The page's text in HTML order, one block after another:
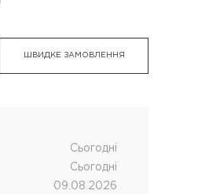
завивка волосся
MUOTO біозавивка
кислотна завивка
ШВИДКЕ ЗАМОВЛЕННЯ
Cьогодні
Cьогодні
09.08.2026